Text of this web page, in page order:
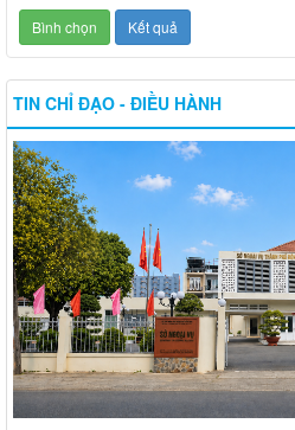
TIN CHỈ ĐẠO - ĐIỀU HÀNH